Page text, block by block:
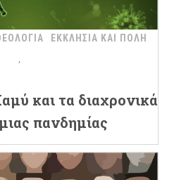
ΕΚΚΛΗΣΙΑ ΚΑΙ ΠΟΛΗ
και τα διαχρονικά
πανδημίας